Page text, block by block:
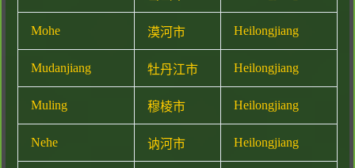
Mohe 漠河市 Heilongjiang
Mudanjiang 牡丹江市 Heilongjiang
Muling 穆棱市 Heilongjiang
Nehe 讷河市 Heilongjiang